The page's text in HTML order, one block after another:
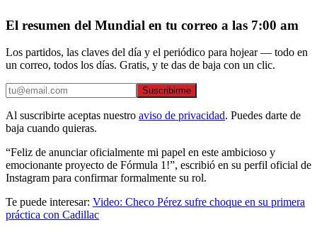
El resumen del Mundial en tu correo a las 7:00 am
Los partidos, las claves del día y el periódico para hojear — todo en
un correo, todos los días. Gratis, y te das de baja con un clic.
Suscribirme
Al suscribirte aceptas nuestro aviso de privacidad. Puedes darte de
baja cuando quieras.
“Feliz de anunciar oficialmente mi papel en este ambicioso y
emocionante proyecto de Fórmula 1!”, escribió en su perfil oficial de
Instagram para confirmar formalmente su rol.
Te puede interesar: Video: Checo Pérez sufre choque en su primera
práctica con Cadillac